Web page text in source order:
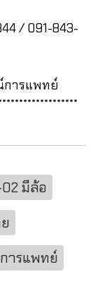
/ 091-843-
การแพทย์
มีล้อ
ารแพทย์